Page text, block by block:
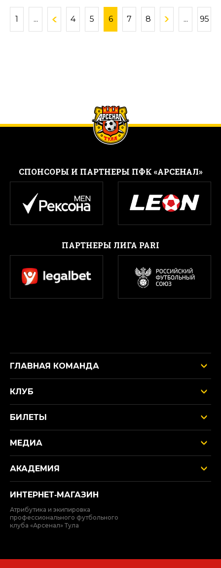
1 ... 4 5 6 7 8 ... 95
CПОНСОРЫ И ПАРТНЕРЫ ПФК «АРСЕНАЛ»
ПАРТНЕРЫ ЛИГА PARI
ГЛАВНАЯ КОМАНДА
КЛУБ
БИЛЕТЫ
МЕДИА
АКАДЕМИЯ
ИНТЕРНЕТ‑МАГАЗИН
Атрибутика и экипировка
профессионального футбольного
клуба «Арсенал» Тула